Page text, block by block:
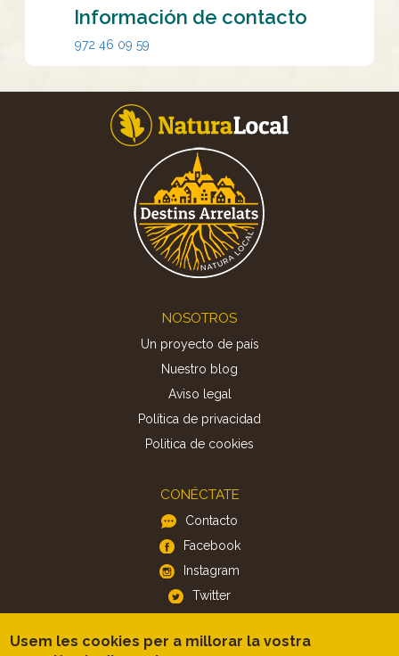
Información de contacto
972 46 09 59
NOSOTROS
Un proyecto de país
Nuestro blog
Aviso legal
Política de privacidad
Politica de cookies
CONÉCTATE
Contacto
Facebook
Instagram
Twitter
APP
Usem les cookies per a millorar la vostra